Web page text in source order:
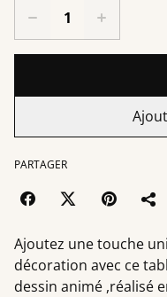
PARTAGER
Ajoutez une touche
décoration avec ce
dessin animé ,réalisé